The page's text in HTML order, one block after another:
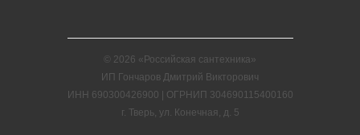
© 2026 «Российская сантехника»
ИП Гончаров Дмитрий Викторович
ИНН 690300426900 | ОГРНИП 304690115400160
г. Тверь, ул. Конечная, д. 5